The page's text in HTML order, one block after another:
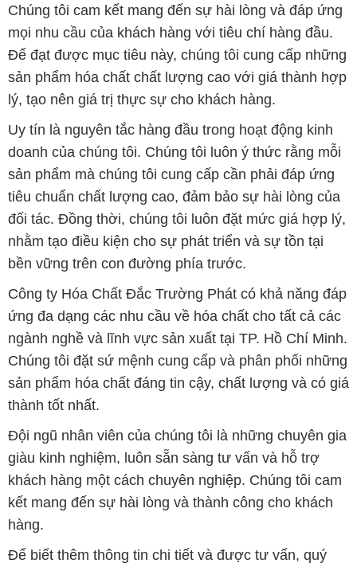
Chúng tôi cam kết mang đến sự hài lòng và đáp ứng
mọi nhu cầu của khách hàng với tiêu chí hàng đầu.
Để đạt được mục tiêu này, chúng tôi cung cấp những
sản phẩm hóa chất chất lượng cao với giá thành hợp
lý, tạo nên giá trị thực sự cho khách hàng.
Uy tín là nguyên tắc hàng đầu trong hoạt động kinh
doanh của chúng tôi. Chúng tôi luôn ý thức rằng mỗi
sản phẩm mà chúng tôi cung cấp cần phải đáp ứng
tiêu chuẩn chất lượng cao, đảm bảo sự hài lòng của
đối tác. Đồng thời, chúng tôi luôn đặt mức giá hợp lý,
nhằm tạo điều kiện cho sự phát triển và sự tồn tại
bền vững trên con đường phía trước.
Công ty Hóa Chất Đắc Trường Phát có khả năng đáp
ứng đa dạng các nhu cầu về hóa chất cho tất cả các
ngành nghề và lĩnh vực sản xuất tại TP. Hồ Chí Minh.
Chúng tôi đặt sứ mệnh cung cấp và phân phối những
sản phẩm hóa chất đáng tin cậy, chất lượng và có giá
thành tốt nhất.
Đội ngũ nhân viên của chúng tôi là những chuyên gia
giàu kinh nghiệm, luôn sẵn sàng tư vấn và hỗ trợ
khách hàng một cách chuyên nghiệp. Chúng tôi cam
kết mang đến sự hài lòng và thành công cho khách
hàng.
Để biết thêm thông tin chi tiết và được tư vấn, quý